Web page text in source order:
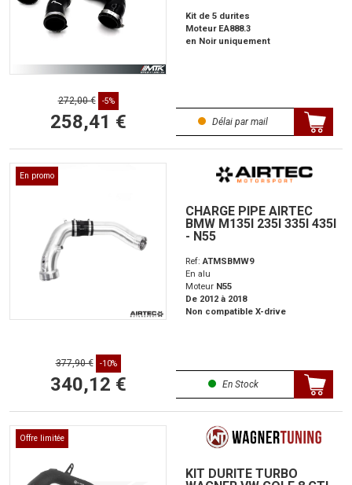
Kit de 5 durites
Moteur EA888.3
en Noir uniquement
272,00 € -5%
258,41 € Délai par mail
En promo
CHARGE PIPE AIRTEC
BMW M135I 235I 335I 435I
- N55
Ref:ATMSBMW9
En alu
Moteur N55
De 2012 à 2018
Non compatible X-drive
377,90 € -10%
340,12 € En Stock
Offre limitée
KIT DURITE TURBO